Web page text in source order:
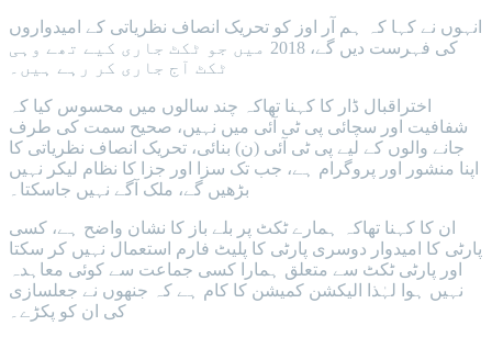
انہوں نے کہا کہ ہم آر اوز کو تحریک انصاف نظریاتی کے امیدواروں
کی فہرست دیں گے، 2018 میں جو ٹکٹ جاری کیے تھے وہی
ٹکٹ آج جاری کر رہے ہیں۔
اختراقبال ڈار کا کہنا تھاکہ چند سالوں میں محسوس کیا کہ
شفافیت اور سچائی پی ٹی آئی میں نہیں، صحیح سمت کی طرف
جانے والوں کے لیے پی ٹی آئی (ن) بنائی، تحریک انصاف نظریاتی کا
اپنا منشور اور پروگرام ہے، جب تک سزا اور جزا کا نظام لیکر نہیں
بڑھیں گے، ملک آگے نہیں جاسکتا۔
ان کا کہنا تھاکہ ہمارے ٹکٹ پر بلے باز کا نشان واضح ہے، کسی
پارٹی کا امیدوار دوسری پارٹی کا پلیٹ فارم استعمال نہیں کر سکتا
اور پارٹی ٹکٹ سے متعلق ہمارا کسی جماعت سے کوئی معاہدہ
نہیں ہوا لہٰذا الیکشن کمیشن کا کام ہے کہ جنھوں نے جعلسازی
کی ان کو پکڑے۔